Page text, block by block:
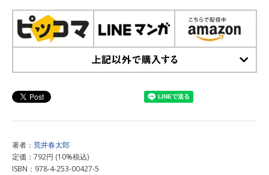
著者： 荒井春太郎
定価：792円 (10%税込)
ISBN：978-4-253-00427-5